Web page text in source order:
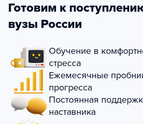
Готовим к
вузы России
Обучение в
стресса
Ежемесячные
прогресса
Постоянная
наставника